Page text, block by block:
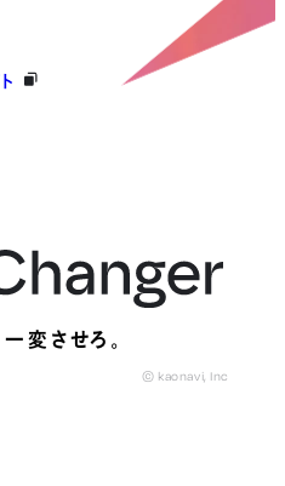
一変させろ。
© kaonavi, Inc